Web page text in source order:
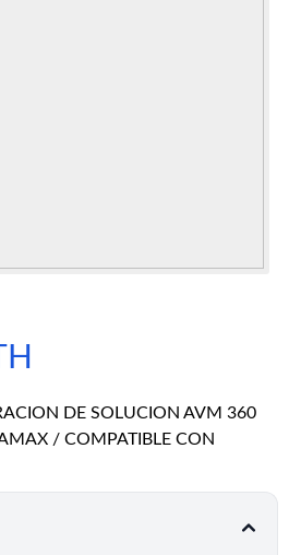
DE SOLUCION AVM 360
/ COMPATIBLE CON